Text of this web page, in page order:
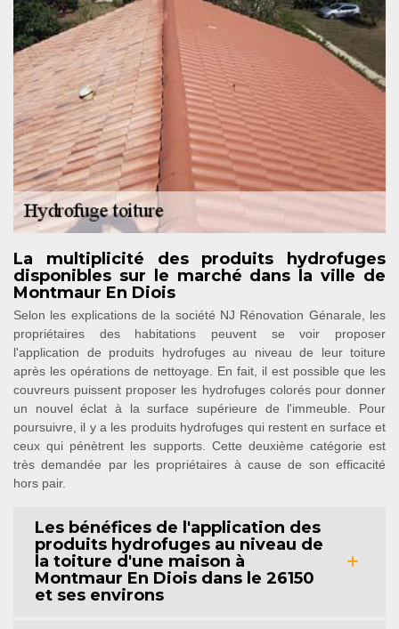
La multiplicité des produits hydrofuges
disponibles sur le marché dans la ville de
Montmaur En Diois
Selon les explications de la société NJ Rénovation Génarale, les
propriétaires des habitations peuvent se voir proposer
l'application de produits hydrofuges au niveau de leur toiture
après les opérations de nettoyage. En fait, il est possible que les
couvreurs puissent proposer les hydrofuges colorés pour donner
un nouvel éclat à la surface supérieure de l'immeuble. Pour
poursuivre, il y a les produits hydrofuges qui restent en surface et
ceux qui pénètrent les supports. Cette deuxième catégorie est
très demandée par les propriétaires à cause de son efficacité
hors pair.
Les bénéfices de l'application des
produits hydrofuges au niveau de
la toiture d'une maison à
Montmaur En Diois dans le 26150
et ses environs